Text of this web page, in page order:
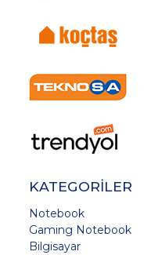
KATEGORİLER
Notebook
Gaming Notebook
Bilgisayar